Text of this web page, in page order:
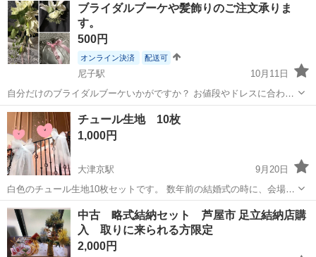
ンルーム寮完備！赴任旅費会社負担！正社員登用制度あり◎《兵庫県
南あわじ市》 人気の工場の...
ブライダルブーケや髪飾りのご注文承りま
す。
500円
オンライン決済 配送可
尼子駅
10月11日
自分だけのブライダルブーケいかがですか？ お値段やドレスに合わせ
た世界に一つしかないブーケをかくやすでお作りします。 また、成人
式や発表会などにつける髪飾りなどもお作りでします。 価格は小さい
物で500円くらいから、大きさや...
滋賀 犬上郡 冠婚葬祭
チュール生地 10枚
1,000円
大津京駅
9月20日
白色のチュール生地10枚セットです。 数年前の結婚式の時に、会場の
手すりにリボン結びをして飾りました。可愛く華やかになると思いま
す。
滋賀 大津市 大津京駅 冠婚葬祭 手すり
中古 略式結納セット 芦屋市 足立結納店購
入 取りに来られる方限定
2,000円